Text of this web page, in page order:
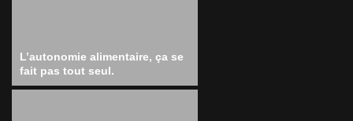
L’autonomie alimentaire, ça se
fait pas tout seul.